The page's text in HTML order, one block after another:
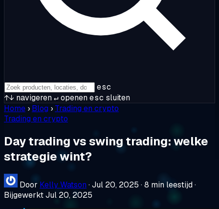
esc
↑↓ navigeren↵openenesc sluiten
Home › Blog › Trading en crypto
Trading en crypto
Day trading vs swing trading: welke
strategie wint?
Door Kelly Watson ·Jul 20, 2025 ·8 min leestijd·
Bijgewerkt Jul 20, 2025